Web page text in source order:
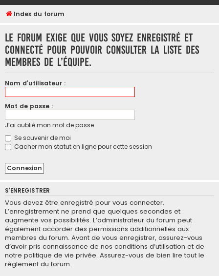
Index du forum
Le forum exige que vous soyez enregistré et
connecté pour pouvoir consulter la liste des
membres de l’équipe.
Nom d’utilisateur :
Mot de passe :
J’ai oublié mon mot de passe
Se souvenir de moi
Cacher mon statut en ligne pour cette session
S’ENREGISTRER
Vous devez être enregistré pour vous connecter.
L’enregistrement ne prend que quelques secondes et
augmente vos possibilités. L’administrateur du forum peut
également accorder des permissions additionnelles aux
membres du forum. Avant de vous enregistrer, assurez-vous
d’avoir pris connaissance de nos conditions d’utilisation et de
notre politique de vie privée. Assurez-vous de bien lire tout le
règlement du forum.